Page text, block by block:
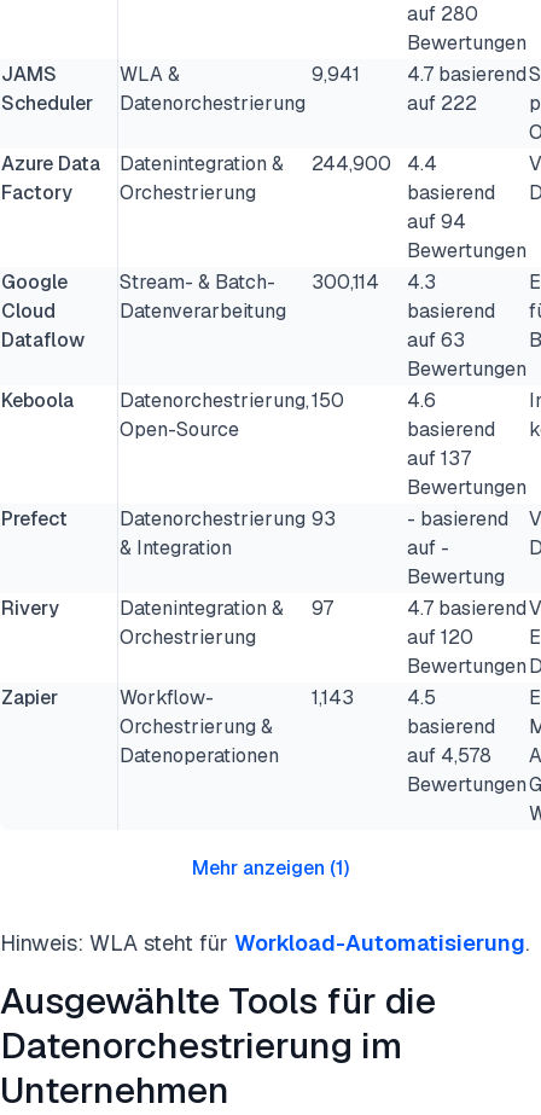
auf 280
Bewertungen
JAMS
Scheduler
WLA &
Datenorchestrierung
9,941
4.7 basierend
auf 222
Azure Data
Factory
Datenintegration &
Orchestrierung
244,900
4.4
basierend
auf 94
Bewertungen
Google
Cloud
Dataflow
Stream- & Batch-
Datenverarbeitung
300,114
4.3
basierend
auf 63
Bewertungen
Keboola
Datenorchestrierung,
Open-Source
150
4.6
basierend
auf 137
Bewertungen
Prefect
Datenorchestrierung
& Integration
93
- basierend
auf -
Bewertung
Rivery
Datenintegration &
Orchestrierung
97
4.7 basierend
auf 120
Bewertungen
Zapier
Workflow-
Orchestrierung &
Datenoperationen
1,143
4.5
basierend
auf 4,578
Bewertungen
Mehr anzeigen (1)
Hinweis: WLA steht für Workload-Automatisierung.
Ausgewählte Tools für die
Datenorchestrierung im
Unternehmen